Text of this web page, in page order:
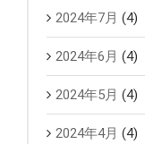
2024年7月 (4)
2024年6月 (4)
2024年5月 (4)
2024年4月 (4)